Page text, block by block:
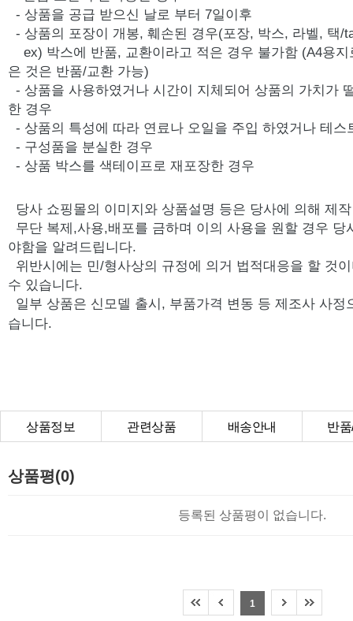
- 상품을 공급 받으신 날로 부터 7일이후
- 상품의 포장이 개봉, 훼손된 경우(포장, 박스, 라벨, 택/
ex) 박스에 반품, 교환이라고 적은 경우 불가함 (A4용지
은 것은 반품/교환 가능)
- 상품을 사용하였거나 시간이 지체되어 상품의 가치가
한 경우
- 상품의 특성에 따라 연료나 오일을 주입 하였거나 테스
- 구성품을 분실한 경우
- 상품 박스를 색테이프로 재포장한 경우
당사 쇼핑몰의 이미지와 상품설명 등은 당사에 의해 제
무단 복제,사용,배포를 금하며 이의 사용을 원할 경우 당
야함을 알려드립니다.
위반시에는 민/형사상의 규정에 의거 법적대응을 할 것
수 있습니다.
일부 상품은 신모델 출시, 부품가격 변동 등 제조사 사정
습니다.
상품정보 관련상품 배송안내 반
상품평(0)
등록된 상품평이 없습니다.
1